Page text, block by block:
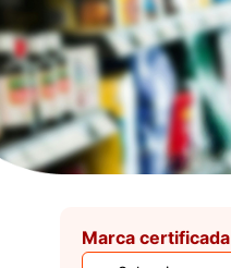
Marca certificada